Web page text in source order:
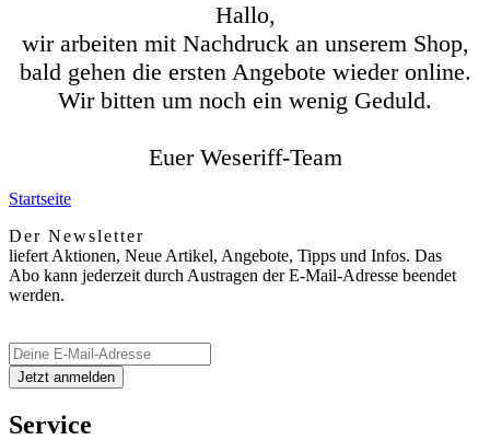
Hallo,
wir arbeiten mit Nachdruck an unserem Shop,
bald gehen die ersten Angebote wieder online.
Wir bitten um noch ein wenig Geduld.
Euer Weseriff-Team
Startseite
Der Newsletter
liefert Aktionen, Neue Artikel, Angebote, Tipps und Infos. Das
Abo kann jederzeit durch Austragen der E-Mail-Adresse beendet
werden.
Service